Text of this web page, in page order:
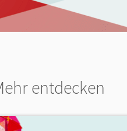
entdecken